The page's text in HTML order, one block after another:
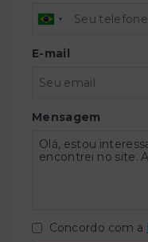
E-mail
Mensagem
Concordo com a